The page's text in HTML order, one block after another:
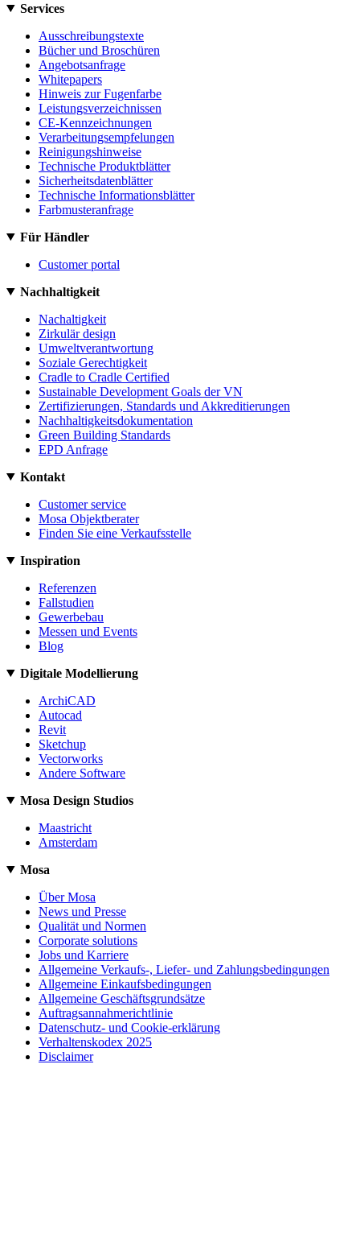
Services
Ausschreibungstexte
Bücher und Broschüren
Angebotsanfrage
Whitepapers
Hinweis zur Fugenfarbe
Leistungsverzeichnissen
CE-Kennzeichnungen
Verarbeitungsempfelungen
Reinigungshinweise
Technische Produktblätter
Sicherheitsdatenblätter
Technische Informationsblätter
Farbmusteranfrage
Für Händler
Customer portal
Nachhaltigkeit
Nachaltigkeit
Zirkulär design
Umweltverantwortung
Soziale Gerechtigkeit
Cradle to Cradle Certified
Sustainable Development Goals der VN
Zertifizierungen, Standards und Akkreditierungen
Nachhaltigkeitsdokumentation
Green Building Standards
EPD Anfrage
Kontakt
Customer service
Mosa Objektberater
Finden Sie eine Verkaufsstelle
Inspiration
Referenzen
Fallstudien
Gewerbebau
Messen und Events
Blog
Digitale Modellierung
ArchiCAD
Autocad
Revit
Sketchup
Vectorworks
Andere Software
Mosa Design Studios
Maastricht
Amsterdam
Mosa
Über Mosa
News und Presse
Qualität und Normen
Corporate solutions
Jobs und Karriere
Allgemeine Verkaufs-, Liefer- und Zahlungsbedingungen
Allgemeine Einkaufsbedingungen
Allgemeine Geschäftsgrundsätze
Auftragsannahmerichtlinie
Datenschutz- und Cookie-erklärung
Verhaltenskodex 2025
Disclaimer